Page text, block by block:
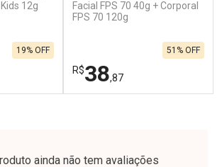
Comprar sem Desconto
12g
19% OFF
Facial FPS 70 40g + Corporal
FPS 70 120g
R$38,87
51% OFF
Laboratório
Por Menos
ainda não tem avaliações